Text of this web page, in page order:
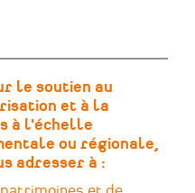
le soutien au
et à la
à l'échelle
ou régionale,
adresser à :